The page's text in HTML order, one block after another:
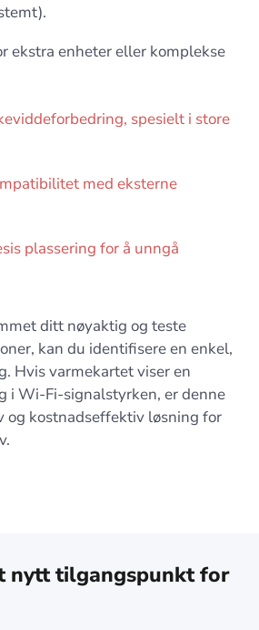
ekstra enheter eller komplekse
spesielt i store
med eksterne
plassering for å unngå
ditt nøyaktig og teste
kan du identifisere en enkel,
Hvis varmekartet viser en
i Wi-Fi-signalstyrken, er denne
og kostnadseffektiv løsning for
nytt tilgangspunkt for